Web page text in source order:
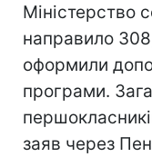
Міністерство
направило
оформили
програми.
заяв через